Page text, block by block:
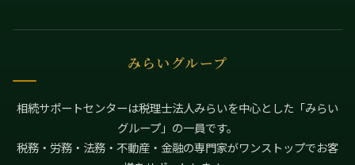
みらいグループ
相続サポートセンターは税理士法人みらいを中心とした「みらい
グループ」の一員です。
税務・労務・法務・不動産・金融の専門家がワンストップでお客